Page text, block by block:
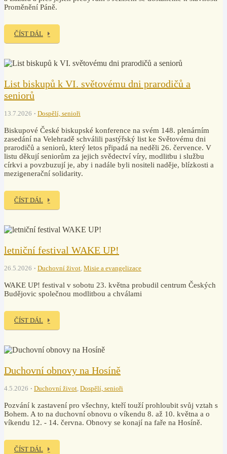
Proměnění Páně.
ČÍST DÁL
List biskupů k VI. světovému dni prarodičů a
seniorů
13.7.2026 Dospělí, senioři
Biskupové České biskupské konference na svém 148. plenárním
zasedání na Velehradě schválili pastýřský list ke Světovému dni
prarodičů a seniorů, který letos připadá na neděli 26. července. V
listu děkují seniorům za jejich svědectví víry, modlitbu i službu
církvi a povzbuzují je, aby i nadále byli nositeli naděje, blízkosti a
mezigenerační solidarity.
ČÍST DÁL
letniční festival WAKE UP!
26.5.2026 Duchovní život, Misie a evangelizace
WAKE UP! festival v sobotu 23. května probudil centrum Českých
Budějovic společnou modlitbou a chválami
ČÍST DÁL
Duchovní obnovy na Hosíně
4.5.2026 Duchovní život, Dospělí, senioři
Pozvání k zastavení pro všechny, kteří touží prohloubit svůj vztah s
Bohem. A to na duchovní obnovu o víkendu 8. až 10. května a o
víkendu 12. - 14. června. Obnovy se konají na faře na Hosíně.
ČÍST DÁL